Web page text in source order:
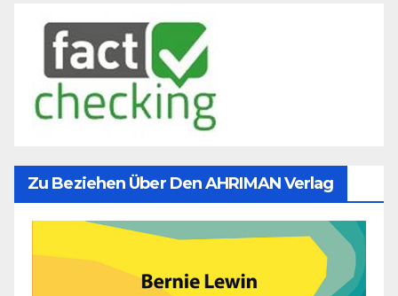
Zu Beziehen Über Den AHRIMAN Verlag